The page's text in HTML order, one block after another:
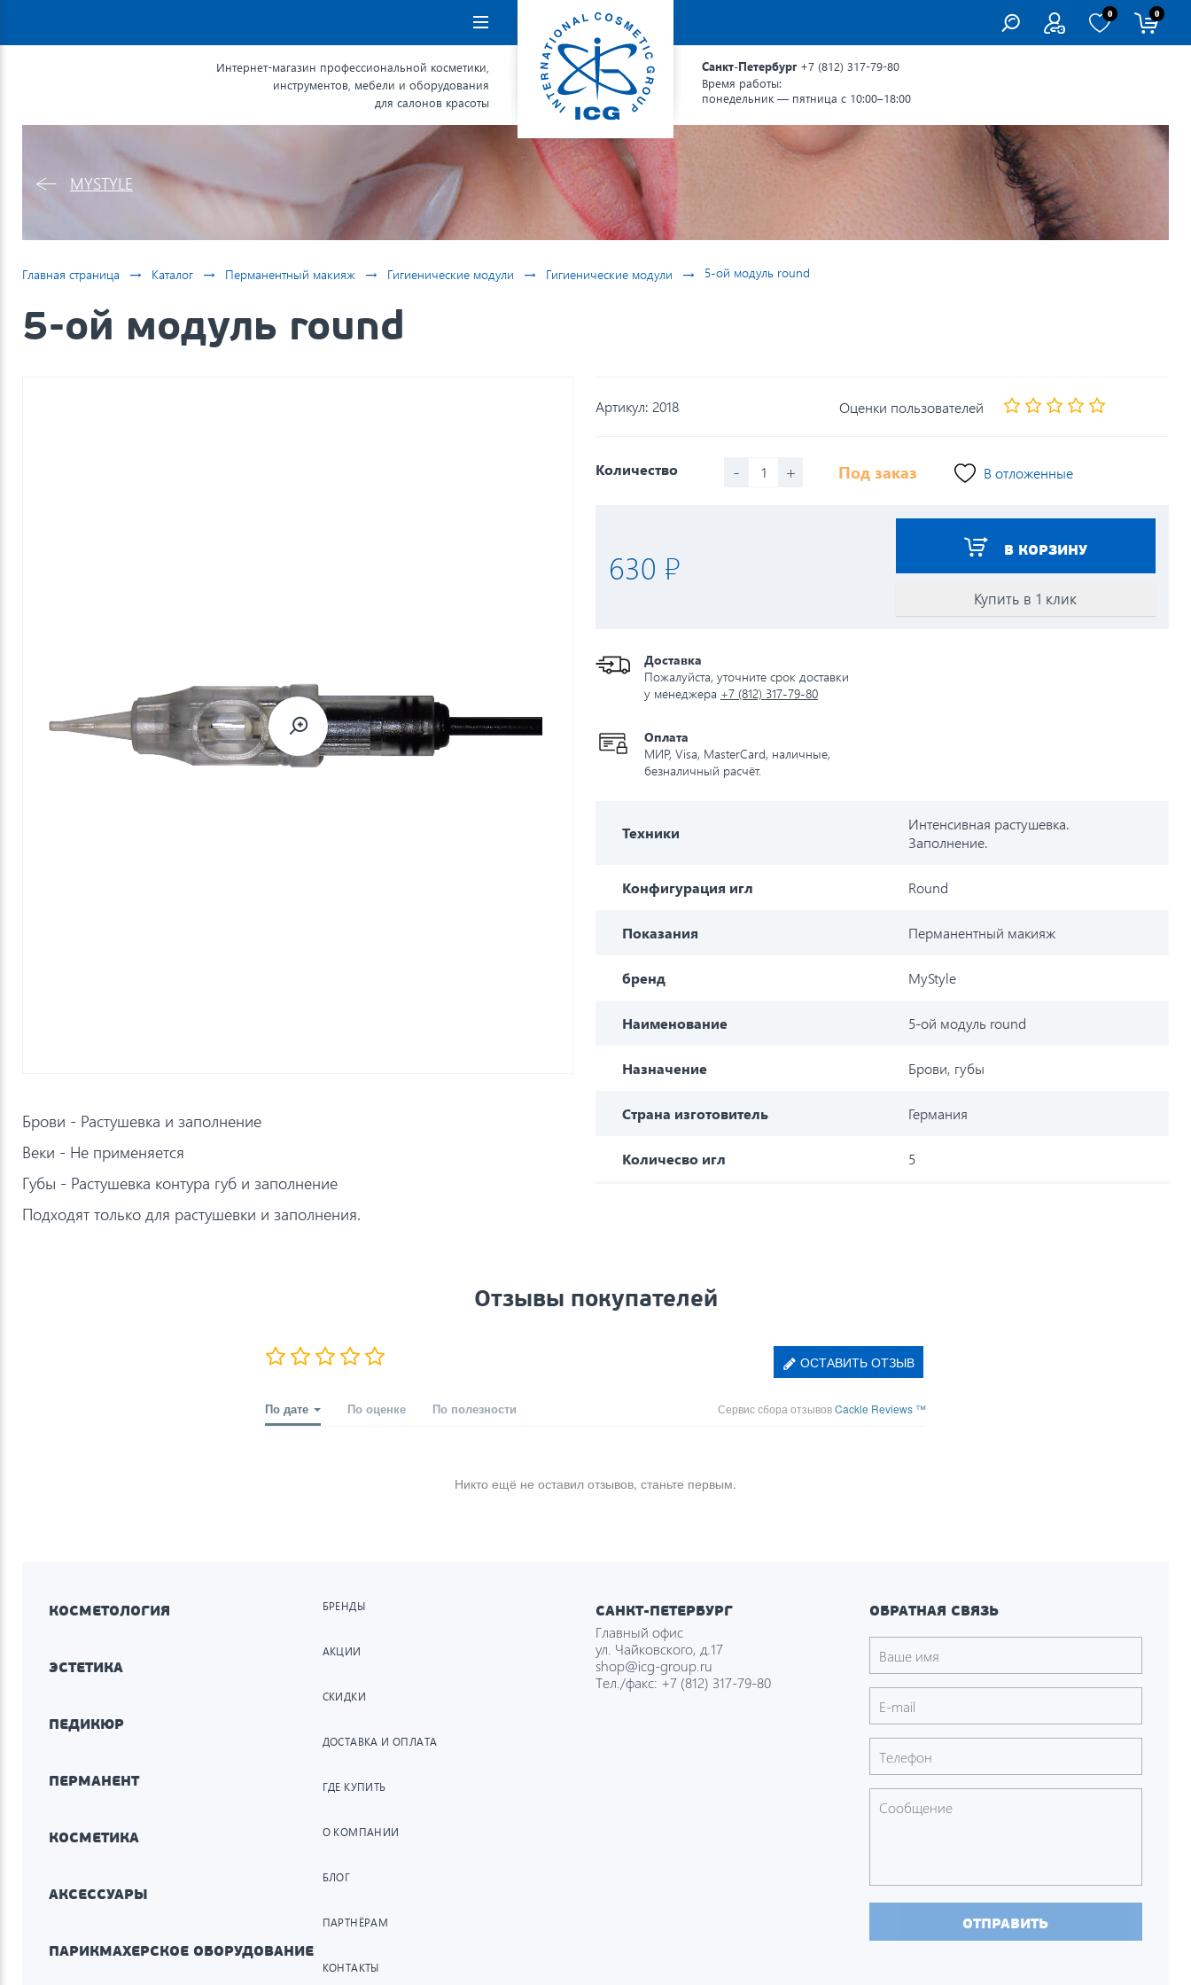
Навигация
0 0
Интернет-магазин профессиональной косметики,
инструментов, мебели и оборудования
для салонов красоты
Санкт-Петербург +7 (812) 317-79-80
Время работы:
понедельник — пятница с 10:00–18:00
MYSTYLE
Главная страница → Каталог → Перманентный макияж → Гигиенические модули → Гигиенические модули → 5-ой модуль round
5-ой модуль round
Брови - Растушевка и заполнение
Веки - Не применяется
Губы - Растушевка контура губ и заполнение
Подходят только для растушевки и заполнения.
Артикул: 2018 Оценки пользователей
Количество - + Под заказ В отложенные
630 ₽ В КОРЗИНУ
Купить в 1 клик
Доставка
Пожалуйста, уточните срок доставки
у менеджера +7 (812) 317-79-80
Оплата
МИР, Visa, MasterCard, наличные,
безналичный расчёт.
Техники
Интенсивная растушевка.
Заполнение.
Конфигурация игл Round
Показания Перманентный макияж
бренд MyStyle
Наименование 5-ой модуль round
Назначение Брови, губы
Страна изготовитель Германия
Количесво игл 5
Отзывы покупателей
ОСТАВИТЬ ОТЗЫВ
По дате По оценке По полезности Сервис сбора отзывовCackle Reviews ™
Никто ещё не оставил отзывов, станьте первым.
КОСМЕТОЛОГИЯ
ЭСТЕТИКА
ПЕДИКЮР
ПЕРМАНЕНТ
КОСМЕТИКА
АКСЕССУАРЫ
ПАРИКМАХЕРСКОЕ ОБОРУДОВАНИЕ
БРЕНДЫ
АКЦИИ
СКИДКИ
ДОСТАВКА И ОПЛАТА
ГДЕ КУПИТЬ
О КОМПАНИИ
БЛОГ
ПАРТНЁРАМ
КОНТАКТЫ
САНКТ-ПЕТЕРБУРГ
Главный офис
ул. Чайковского, д.17
shop@icg-group.ru
Тел./факс: +7 (812) 317-79-80
ОБРАТНАЯ СВЯЗЬ
ОТПРАВИТЬ